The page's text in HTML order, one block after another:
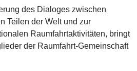
des Dialoges zwischen
Teilen der Welt und zur
Raumfahrtaktivitäten, bringt
der Raumfahrt-Gemeinschaft